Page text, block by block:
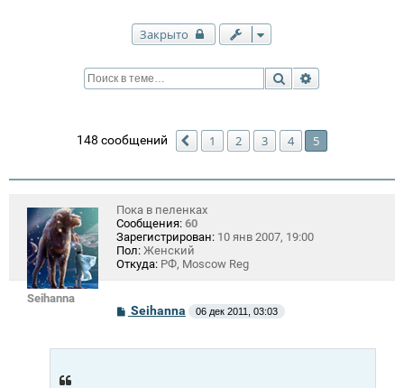
Закрыто
Поиск
148 сообщений Пред.
1 2 3 4 5
Seihanna
Пока в пеленках
Сообщения: 60
Зарегистрирован: 10 янв 2007, 19:00
Пол: Женский
Откуда: РФ, Moscow Reg
С
б
Seihanna 06 дек 2011, 03:03